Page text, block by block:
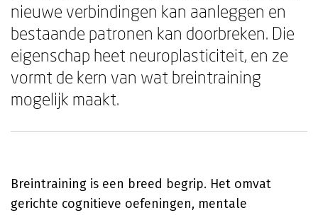
nieuwe verbindingen kan aanleggen en
bestaande patronen kan doorbreken. Die
eigenschap heet neuroplasticiteit, en ze
vormt de kern van wat breintraining
mogelijk maakt.
Breintraining is een breed begrip. Het omvat
gerichte cognitieve oefeningen, mentale